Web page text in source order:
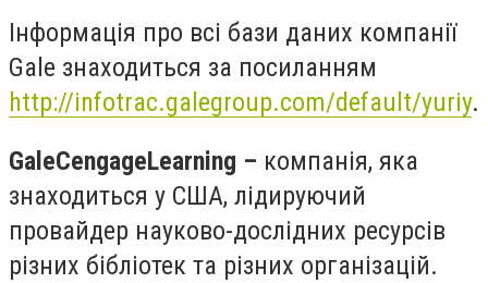
Інформація про всі бази даних компанії
Gale знаходиться за посиланням
http://infotrac.galegroup.com/default/yuriy.
GaleCengageLearning – компанія, яка
знаходиться у США, лідируючий
провайдер науково-дослідних ресурсів
різних бібліотек та різних організацій.